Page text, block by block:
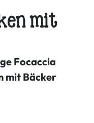
mit
Focaccia
mit Bäcker